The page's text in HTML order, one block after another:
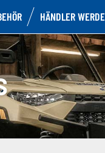
HÄNDLER